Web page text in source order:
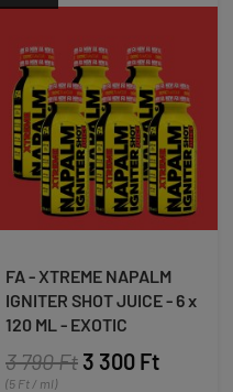
FA - XTREME NAPALM
IGNITER SHOT JUICE - 6 x
120 ML - EXOTIC
3 790 Ft 3 300 Ft
(5 Ft / ml)